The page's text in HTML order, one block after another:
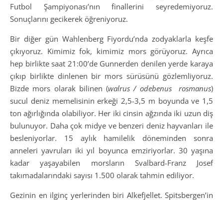
Futbol Şampiyonası’nın finallerini seyredemiyoruz.
Sonuçlarını gecikerek öğreniyoruz.
Bir diğer gün Wahlenberg Fiyordu’nda zodyaklarla keşfe
çıkıyoruz. Kimimiz fok, kimimiz mors görüyoruz. Ayrıca
hep birlikte saat 21:00’de Gunnerden denilen yerde karaya
çıkıp birlikte dinlenen bir mors sürüsünü gözlemliyoruz.
Bizde mors olarak bilinen (walrus / odebenus rosmanus)
sucul deniz memelisinin erkeği 2,5-3,5 m boyunda ve 1,5
ton ağırlığında olabiliyor. Her iki cinsin ağzında iki uzun diş
bulunuyor. Daha çok midye ve benzeri deniz hayvanları ile
besleniyorlar. 15 aylık hamilelik döneminden sonra
anneleri yavruları iki yıl boyunca emziriyorlar. 30 yaşına
kadar yaşayabilen morsların Svalbard-Franz Josef
takımadalarındaki sayısı 1.500 olarak tahmin ediliyor.
Gezinin en ilginç yerlerinden biri Alkefjellet. Spitsbergen’in